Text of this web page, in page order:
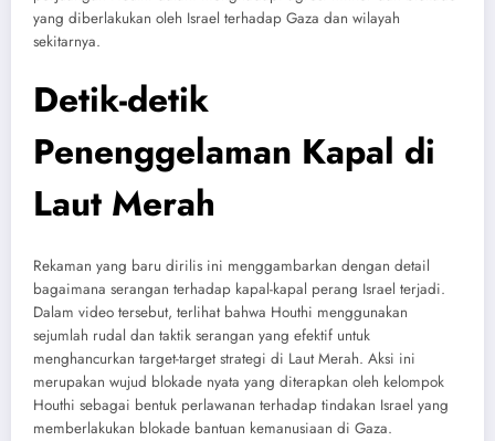
yang diberlakukan oleh Israel terhadap Gaza dan wilayah
sekitarnya.
Detik-detik
Penenggelaman Kapal di
Laut Merah
Rekaman yang baru dirilis ini menggambarkan dengan detail
bagaimana serangan terhadap kapal-kapal perang Israel terjadi.
Dalam video tersebut, terlihat bahwa Houthi menggunakan
sejumlah rudal dan taktik serangan yang efektif untuk
menghancurkan target-target strategi di Laut Merah. Aksi ini
merupakan wujud blokade nyata yang diterapkan oleh kelompok
Houthi sebagai bentuk perlawanan terhadap tindakan Israel yang
memberlakukan blokade bantuan kemanusiaan di Gaza.